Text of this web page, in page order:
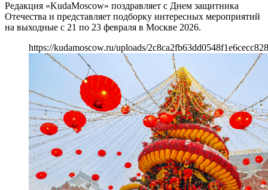
Редакция «KudaMoscow» поздравляет с Днем защитника
Отечества и представляет подборку интересных мероприятий
на выходные с 21 по 23 февраля в Москве 2026.
https://kudamoscow.ru/uploads/